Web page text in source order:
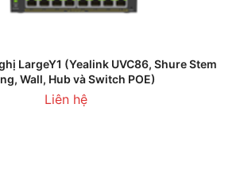
LargeY1 (Yealink UVC86, Shure Stem
Wall, Hub và Switch POE)
Liên hệ